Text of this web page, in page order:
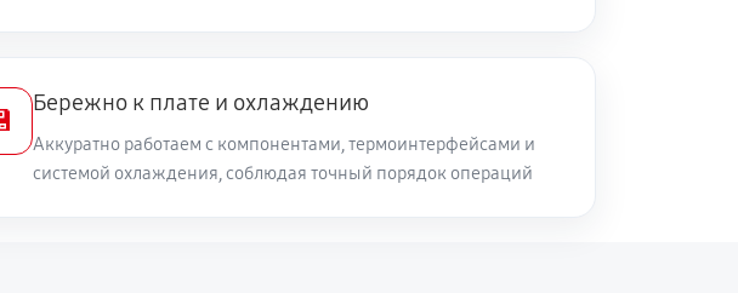
Бережно к плате и охлаждению
Аккуратно работаем с компонентами, термоинтерфейсами и
системой охлаждения, соблюдая точный порядок операций